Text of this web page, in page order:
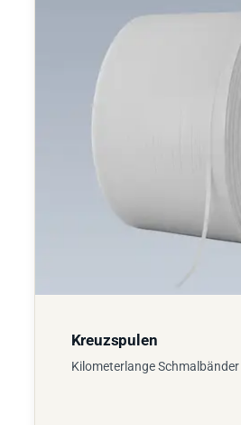
Kreuzspulen
Kilometerlange Schmalbänder